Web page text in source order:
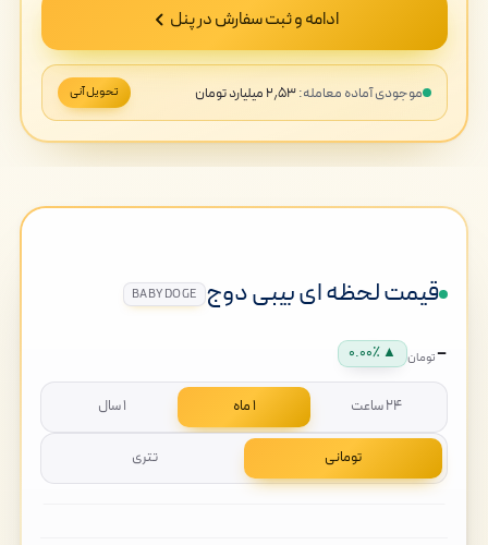
ادامه و ثبت سفارش در پنل
موجودی آماده معامله:۲٫۵۳ میلیارد تومان تحویل آنی
قیمت لحظه ای بیبی دوج BABYDOGE
-تومان ▲ ۰.۰۰٪
۲۴ ساعت ۱ ماه ۱ سال
تومانی تتری